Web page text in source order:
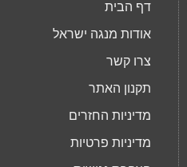
דף הבית
אודות מנגה ישראל
צרו קשר
תקנון האתר
מדיניות החזרים
מדיניות פרטיות